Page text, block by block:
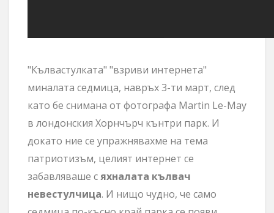
"Кълвастулката" "взриви интернета"
миналата седмица, навръх 3-ти март, след
като бе снимана от фотографа Martin Le-May
в лондонския Хорнчърч кънтри парк. И
докато ние се упражнявахме на тема
патриотизъм, целият интернет се
забавляваше сяхналата кълвач
невестулчица. И нищо чудно, че само